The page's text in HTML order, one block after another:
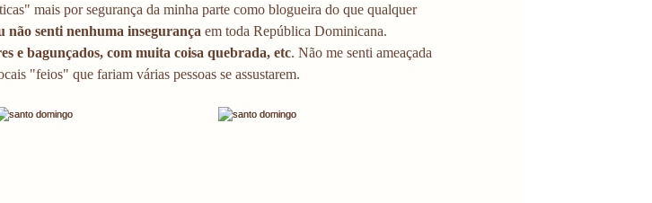
mais por segurança da minha parte como blogueira do que qualquer
não senti nenhuma insegurança em toda República Dominicana.
e bagunçados, com muita coisa quebrada, etc. Não me senti ameaçada
"feios" que fariam várias pessoas se assustarem.